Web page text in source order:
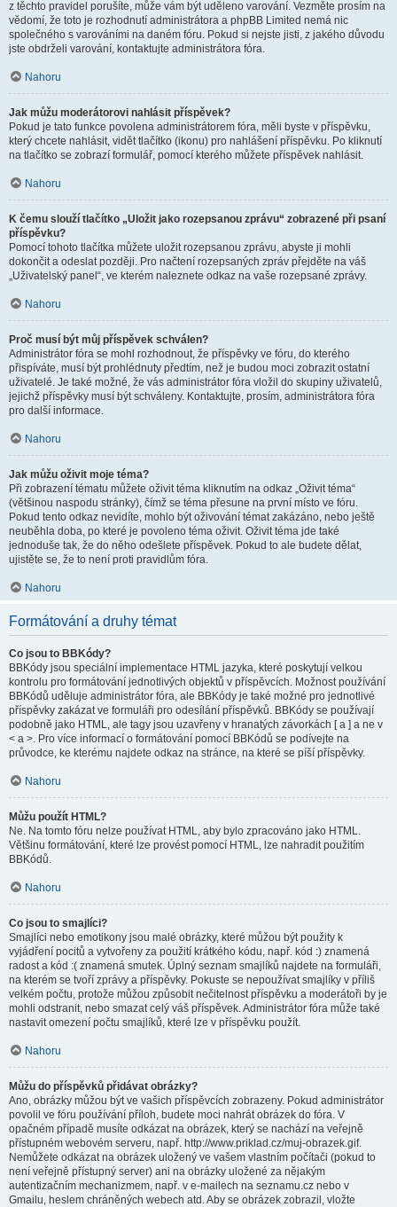
z těchto pravidel porušíte, může vám být uděleno varování. Vezměte prosím na
vědomí, že toto je rozhodnutí administrátora a phpBB Limited nemá nic
společného s varováními na daném fóru. Pokud si nejste jisti, z jakého důvodu
jste obdrželi varování, kontaktujte administrátora fóra.
Nahoru
Jak můžu moderátorovi nahlásit příspěvek?
Pokud je tato funkce povolena administrátorem fóra, měli byste v příspěvku,
který chcete nahlásit, vidět tlačítko (ikonu) pro nahlášení příspěvku. Po kliknutí
na tlačítko se zobrazí formulář, pomocí kterého můžete příspěvek nahlásit.
Nahoru
K čemu slouží tlačítko „Uložit jako rozepsanou zprávu“ zobrazené při psaní
příspěvku?
Pomocí tohoto tlačítka můžete uložit rozepsanou zprávu, abyste ji mohli
dokončit a odeslat později. Pro načtení rozepsaných zpráv přejděte na váš
„Uživatelský panel“, ve kterém naleznete odkaz na vaše rozepsané zprávy.
Nahoru
Proč musí být můj příspěvek schválen?
Administrátor fóra se mohl rozhodnout, že příspěvky ve fóru, do kterého
přispíváte, musí být prohlédnuty předtím, než je budou moci zobrazit ostatní
uživatelé. Je také možné, že vás administrátor fóra vložil do skupiny uživatelů,
jejichž příspěvky musí být schváleny. Kontaktujte, prosím, administrátora fóra
pro další informace.
Nahoru
Jak můžu oživit moje téma?
Při zobrazení tématu můžete oživit téma kliknutím na odkaz „Oživit téma“
(většinou naspodu stránky), čímž se téma přesune na první místo ve fóru.
Pokud tento odkaz nevidíte, mohlo být oživování témat zakázáno, nebo ještě
neuběhla doba, po které je povoleno téma oživit. Oživit téma jde také
jednoduše tak, že do něho odešlete příspěvek. Pokud to ale budete dělat,
ujistěte se, že to není proti pravidlům fóra.
Nahoru
Formátování a druhy témat
Co jsou to BBKódy?
BBKódy jsou speciální implementace HTML jazyka, které poskytují velkou
kontrolu pro formátování jednotlivých objektů v příspěvcích. Možnost používání
BBKódů uděluje administrátor fóra, ale BBKódy je také možné pro jednotlivé
příspěvky zakázat ve formuláři pro odesílání příspěvků. BBKódy se používají
podobně jako HTML, ale tagy jsou uzavřeny v hranatých závorkách [ a ] a ne v
< a >. Pro více informací o formátování pomocí BBKódů se podívejte na
průvodce, ke kterému najdete odkaz na stránce, na které se píší příspěvky.
Nahoru
Můžu použít HTML?
Ne. Na tomto fóru nelze používat HTML, aby bylo zpracováno jako HTML.
Většinu formátování, které lze provést pomocí HTML, lze nahradit použitím
BBKódů.
Nahoru
Co jsou to smajlíci?
Smajlíci nebo emotikony jsou malé obrázky, které můžou být použity k
vyjádření pocitů a vytvořeny za použití krátkého kódu, např. kód :) znamená
radost a kód :( znamená smutek. Úplný seznam smajlíků najdete na formuláři,
na kterém se tvoří zprávy a příspěvky. Pokuste se nepoužívat smajlíky v příliš
velkém počtu, protože můžou způsobit nečitelnost příspěvku a moderátoři by je
mohli odstranit, nebo smazat celý váš příspěvek. Administrátor fóra může také
nastavit omezení počtu smajlíků, které lze v příspěvku použít.
Nahoru
Můžu do příspěvků přidávat obrázky?
Ano, obrázky můžou být ve vašich příspěvcích zobrazeny. Pokud administrátor
povolil ve fóru používání příloh, budete moci nahrát obrázek do fóra. V
opačném případě musíte odkázat na obrázek, který se nachází na veřejně
přístupném webovém serveru, např. http://www.priklad.cz/muj-obrazek.gif.
Nemůžete odkázat na obrázek uložený ve vašem vlastním počítači (pokud to
není veřejně přístupný server) ani na obrázky uložené za nějakým
autentizačním mechanizmem, např. v e-mailech na seznamu.cz nebo v
Gmailu, heslem chráněných webech atd. Aby se obrázek zobrazil, vložte